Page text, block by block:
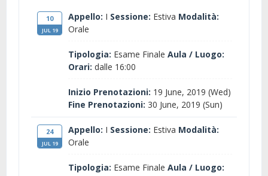
10
JUL 19
Appello: I Sessione: Estiva Modalità:
Orale
Tipologia: Esame Finale Aula / Luogo:
Orari: dalle 16:00
Inizio Prenotazioni: 19 June, 2019 (Wed)
Fine Prenotazioni: 30 June, 2019 (Sun)
24
JUL 19
Appello: I Sessione: Estiva Modalità:
Orale
Tipologia: Esame Finale Aula / Luogo: